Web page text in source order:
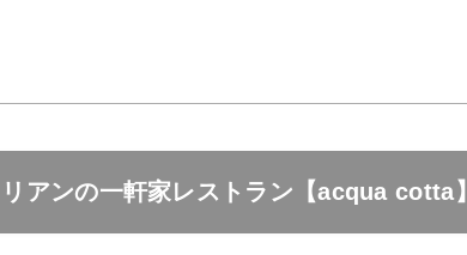
アンの一軒家レストラン【acqua cotta】